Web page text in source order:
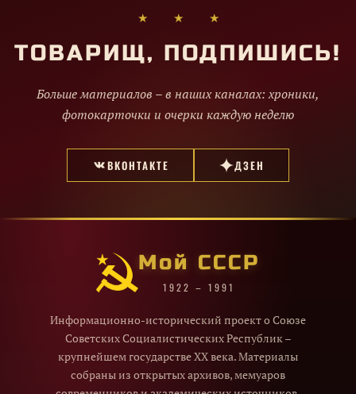
★ ★ ★
ТОВАРИЩ, ПОДПИШИСЬ!
Больше материалов – в наших каналах: хроники,
фотокарточки и очерки каждую неделю
ВКОНТАКТЕ ДЗЕН
Мой СССР
1922 – 1991
Информационно-исторический проект о Союзе
Советских Социалистических Республик –
крупнейшем государстве XX века. Материалы
собраны из открытых архивов, мемуаров